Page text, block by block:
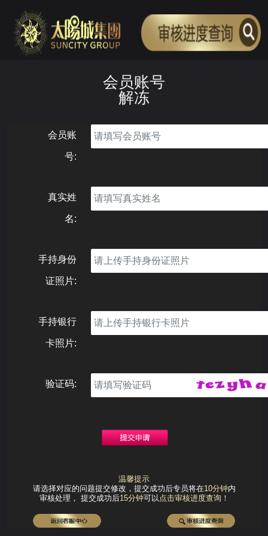
会员账号
解冻
会员账
号:
真实姓
名:
手持身份
证照片:
手持银行
卡照片:
验证码:
温馨提示
请选择对应的问题提交修改，提交成功后专员将在10分钟内
审核处理， 提交成功后15分钟可以点击审核进度查询！